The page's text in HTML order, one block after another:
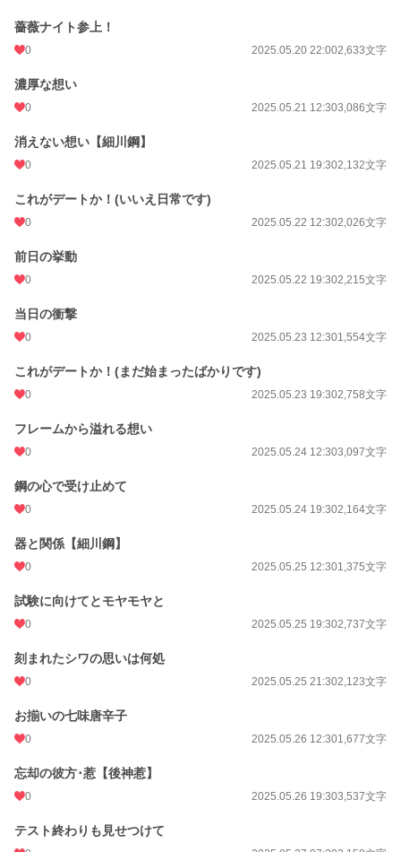
薔薇ナイト参上！
0 2025.05.20 22:002,633文字
濃厚な想い
0 2025.05.21 12:303,086文字
消えない想い【細川鋼】
0 2025.05.21 19:302,132文字
これがデートか！(いいえ日常です)
0 2025.05.22 12:302,026文字
前日の挙動
0 2025.05.22 19:302,215文字
当日の衝撃
0 2025.05.23 12:301,554文字
これがデートか！(まだ始まったばかりです)
0 2025.05.23 19:302,758文字
フレームから溢れる想い
0 2025.05.24 12:303,097文字
鋼の心で受け止めて
0 2025.05.24 19:302,164文字
器と関係【細川鋼】
0 2025.05.25 12:301,375文字
試験に向けてとモヤモヤと
0 2025.05.25 19:302,737文字
刻まれたシワの思いは何処
0 2025.05.25 21:302,123文字
お揃いの七味唐辛子
0 2025.05.26 12:301,677文字
忘却の彼方･惹【後神惹】
0 2025.05.26 19:303,537文字
テスト終わりも見せつけて